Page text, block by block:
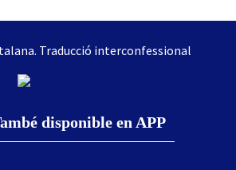
Traducció interconfessional
disponible en APP